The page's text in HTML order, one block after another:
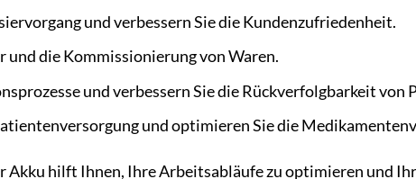
und verbessern Sie die Kundenzufriedenheit.
und die Kommissionierung von Waren.
und verbessern Sie die Rückverfolgbarkeit von
und optimieren Sie die
Akku hilft Ihnen, Ihre Arbeitsabläufe zu optimieren und